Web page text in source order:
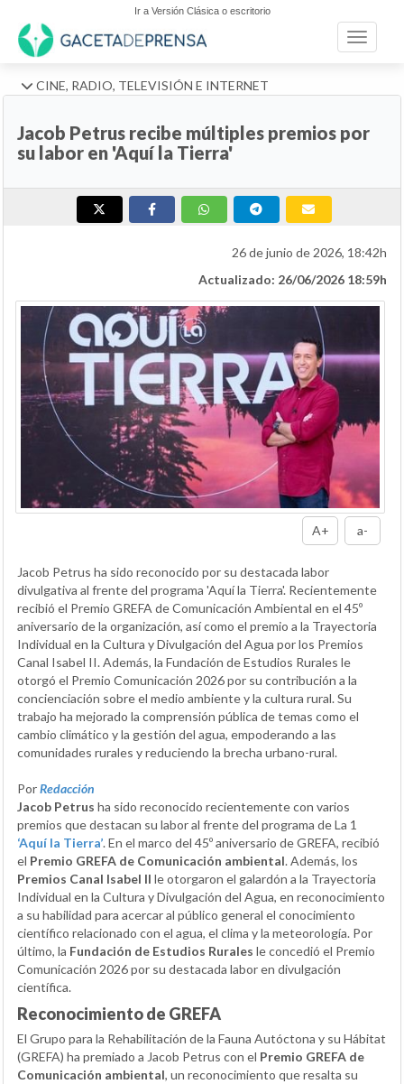
Ir a Versión Clásica o escritorio
Toggle
CINE, RADIO, TELEVISIÓN E INTERNET
Jacob Petrus recibe múltiples premios por
su labor en 'Aquí la Tierra'
26 de junio de 2026, 18:42h
Actualizado: 26/06/2026 18:59h
A+ a-
Jacob Petrus ha sido reconocido por su destacada labor
divulgativa al frente del programa 'Aquí la Tierra'. Recientemente
recibió el Premio GREFA de Comunicación Ambiental en el 45º
aniversario de la organización, así como el premio a la Trayectoria
Individual en la Cultura y Divulgación del Agua por los Premios
Canal Isabel II. Además, la Fundación de Estudios Rurales le
otorgó el Premio Comunicación 2026 por su contribución a la
concienciación sobre el medio ambiente y la cultura rural. Su
trabajo ha mejorado la comprensión pública de temas como el
cambio climático y la gestión del agua, empoderando a las
comunidades rurales y reduciendo la brecha urbano-rural.
PorRedacción
Jacob Petrus ha sido reconocido recientemente con varios
premios que destacan su labor al frente del programa de La 1
‘Aquí la Tierra’. En el marco del 45º aniversario de GREFA, recibió
el Premio GREFA de Comunicación ambiental. Además, los
Premios Canal Isabel II le otorgaron el galardón a la Trayectoria
Individual en la Cultura y Divulgación del Agua, en reconocimiento
a su habilidad para acercar al público general el conocimiento
científico relacionado con el agua, el clima y la meteorología. Por
último, la Fundación de Estudios Rurales le concedió el Premio
Comunicación 2026 por su destacada labor en divulgación
científica.
Reconocimiento de GREFA
El Grupo para la Rehabilitación de la Fauna Autóctona y su Hábitat
(GREFA) ha premiado a Jacob Petrus con el Premio GREFA de
Comunicación ambiental, un reconocimiento que resalta su